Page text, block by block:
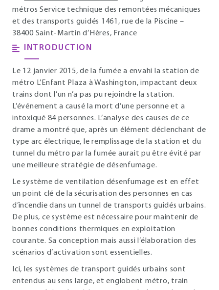
métros Service technique des remontées mécaniques
et des transports guidés 1461, rue de la Piscine –
38400 Saint-Martin d’Hères, France
INTRODUCTION
Le 12 janvier 2015, de la fumée a envahi la station de
métro L’Enfant Plaza à Washington, impactant deux
trains dont l’un n’a pas pu rejoindre la station.
L’événement a causé la mort d’une personne et a
intoxiqué 84 personnes. L’analyse des causes de ce
drame a montré que, après un élément déclenchant de
type arc électrique, le remplissage de la station et du
tunnel du métro par la fumée aurait pu être évité par
une meilleure stratégie de désenfumage.
Le système de ventilation désenfumage est en effet
un point clé de la sécurisation des personnes en cas
d’incendie dans un tunnel de transports guidés urbains.
De plus, ce système est nécessaire pour maintenir de
bonnes conditions thermiques en exploitation
courante. Sa conception mais aussi l’élaboration des
scénarios d’activation sont essentielles.
Ici, les systèmes de transport guidés urbains sont
entendus au sens large, et englobent métro, train